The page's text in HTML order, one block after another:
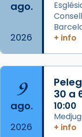
Aquest dilluns,
missa
comitè
L’arquebisbe
Josep Omella,
concelebrat el
Mons. David
📸 Dr. G. Simón
ago.
2026
+ info
9
ago.
2026
30 a
10:00
+ info